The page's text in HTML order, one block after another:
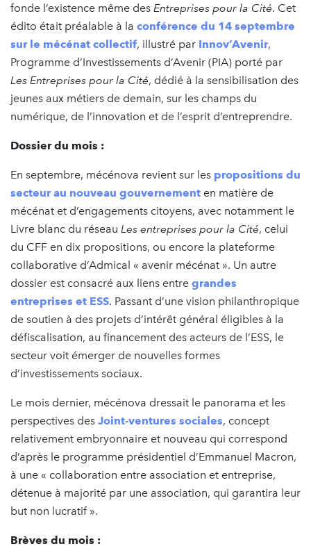
fonde l’existence même des Entreprises pour la Cité. Cet
édito était préalable à la conférence du 14 septembre
sur le mécénat collectif, illustré par Innov’Avenir,
Programme d’Investissements d’Avenir (PIA) porté par
Les Entreprises pour la Cité, dédié à la sensibilisation des
jeunes aux métiers de demain, sur les champs du
numérique, de l’innovation et de l’esprit d’entreprendre.
Dossier du mois :
En septembre, mécénova revient sur les propositions du
secteur au nouveau gouvernement en matière de
mécénat et d’engagements citoyens, avec notamment le
Livre blanc du réseau Les entreprises pour la Cité, celui
du CFF en dix propositions, ou encore la plateforme
collaborative d’Admical « avenir mécénat ». Un autre
dossier est consacré aux liens entre grandes
entreprises et ESS. Passant d’une vision philanthropique
de soutien à des projets d’intérêt général éligibles à la
défiscalisation, au financement des acteurs de l’ESS, le
secteur voit émerger de nouvelles formes
d’investissements sociaux.
Le mois dernier, mécénova dressait le panorama et les
perspectives des Joint-ventures sociales, concept
relativement embryonnaire et nouveau qui correspond
d’après le programme présidentiel d’Emmanuel Macron,
à une « collaboration entre association et entreprise,
détenue à majorité par une association, qui garantira leur
but non lucratif ».
Brèves du mois :